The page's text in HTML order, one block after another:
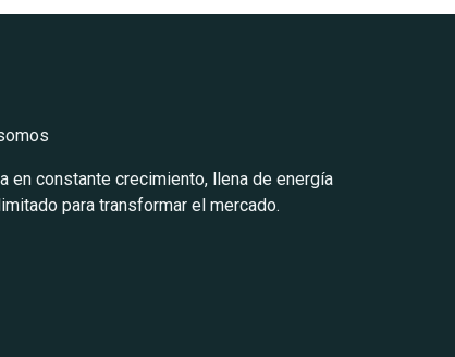
en constante crecimiento, llena de energía
para transformar el mercado.